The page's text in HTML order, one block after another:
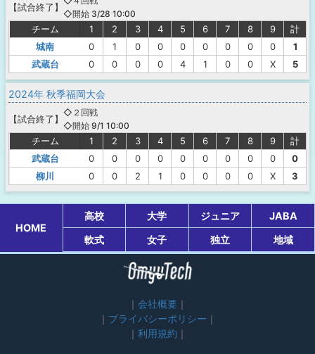
【試合終了 】
◇開始 3/28 10:00
チーム 1 2 3 4 5 6 7 8 9
計
城南
0 1 0 0 0 0 0 0 0
1
武蔵台
0 0 0 0 4 1 0 0 X 5
2024年 秋季福岡大会
【試合終了 】
◇２回戦
◇開始 9/1 10:00
チーム 1 2 3 4 5 6 7 8 9
計
武蔵台
0 0 0 0 0 0 0 0 0
0
柳川
0 0 2 1 0 0 0 0 X 3
HOME
高校 大学 ジュニア
JABA
軟式
女子 独立 地域
会社概要
プライバシーポリシー
利用規約